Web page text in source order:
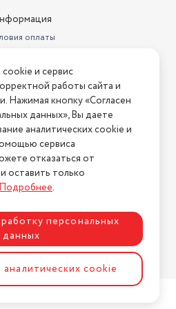
оплаты
возврата
сайте? Напишите нам
"АстМаркет". У нас есть всё!
сайтаASTDESIGN
и сервис
работы сайта и
Нажимая кнопку «Согласен
данных», Вы даете
аналитических cookie и
сервиса
отказаться от
оставить только
.
персональных
данных
cookie